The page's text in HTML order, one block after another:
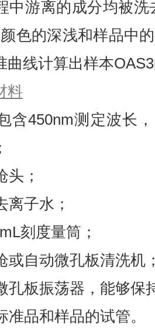
中游离的成分均被
色的深浅和样品中
曲线计算出样本
料
含450nm测定波长
头；
离子水；
刻度量筒；
或自动微孔板清洗机
孔板振荡器，能够保
准品和样品的试管。